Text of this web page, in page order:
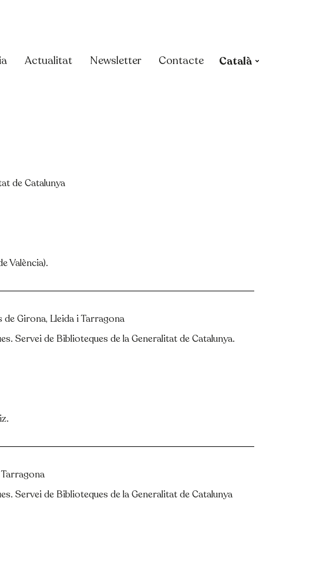
Actualitat Newsletter Contacte Català
de Catalunya
València).
Girona, Lleida i Tarragona
Servei de Biblioteques de la Generalitat de Catalunya.
Servei de Biblioteques de la Generalitat de Catalunya